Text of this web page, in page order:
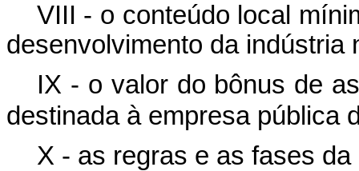
VIII - o conteúdo local
desenvolvimento da indústria
IX - o valor do bônus de
destinada à empresa pública
X - as regras e as fases da